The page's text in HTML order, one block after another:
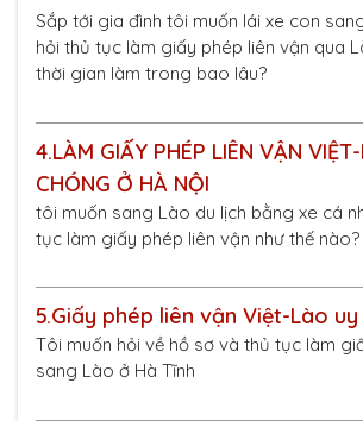
Sắp tới gia đình tôi muốn lái xe con
hỏi thủ tục làm giấy phép liên vận qua
thời gian làm trong bao lâu?
4.LÀM GIẤY PHÉP LIÊN VẬN
CHÓNG Ở HÀ NỘI
tôi muốn sang Lào du lịch bằng xe cá
tục làm giấy phép liên vận như thế nào?
5.Giấy phép liên vận Việt-Lào
Tôi muốn hỏi về hồ sơ và thủ tục làm
sang Lào ở Hà Tĩnh